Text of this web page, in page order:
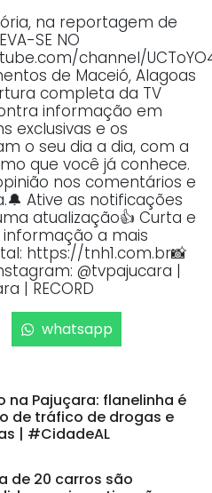
na reportagem de
SE NO
channel/
de Maceió, Alagoas
completa da TV
informação em
exclusivas e os
o seu dia a dia, com a
que você já conhece.
nos comentários e
Ative as notificações
atualização👍 Curta e
a mais
https://tnh1.com.br📸
@tvpajucara |
| RECORD
whatsapp
na Pajuçara: flanelinha é
de tráfico de drogas e
| #CidadeAL
de 20 carros são